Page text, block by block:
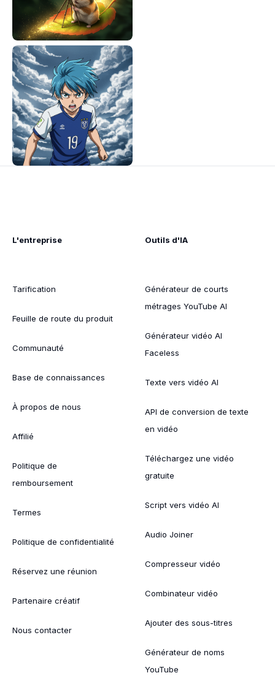
L'entreprise
Tarification
Feuille de route du produit
Communauté
Base de connaissances
À propos de nous
Affilié
Politique de
remboursement
Termes
Politique de confidentialité
Réservez une réunion
Partenaire créatif
Nous contacter
Outils d'IA
Générateur de courts
métrages YouTube AI
Générateur vidéo AI
Faceless
Texte vers vidéo AI
API de conversion de texte
en vidéo
Téléchargez une vidéo
gratuite
Script vers vidéo AI
Audio Joiner
Compresseur vidéo
Combinateur vidéo
Ajouter des sous-titres
Générateur de noms
YouTube